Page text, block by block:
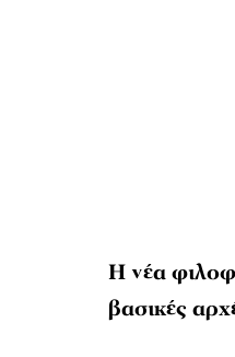
Η νέα
βασικές